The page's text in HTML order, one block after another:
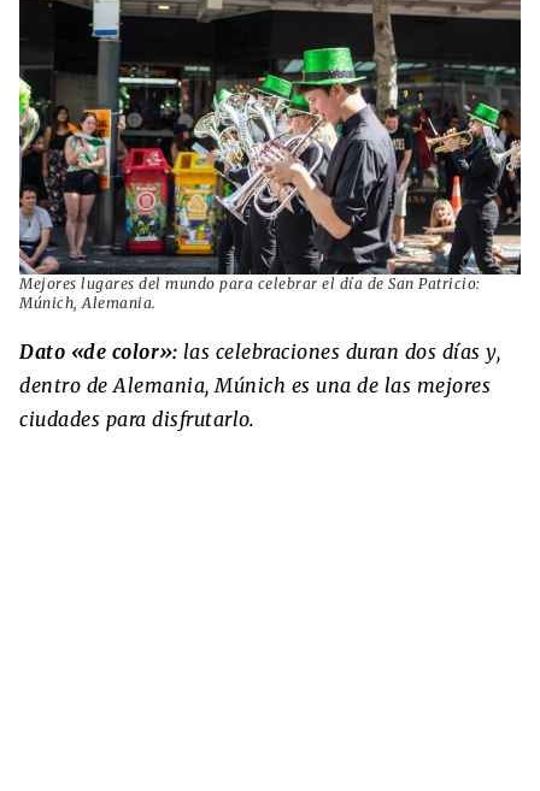
Mejores lugares del mundo para celebrar el día de San Patricio:
Múnich, Alemania.
Dato «de color»: las celebraciones duran dos días y,
dentro de Alemania, Múnich es una de las mejores
ciudades para disfrutarlo.